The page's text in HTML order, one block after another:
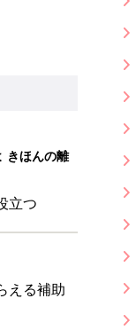
きほんの離
立つ
える補助